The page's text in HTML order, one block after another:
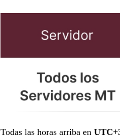
Todas las horas arriba en